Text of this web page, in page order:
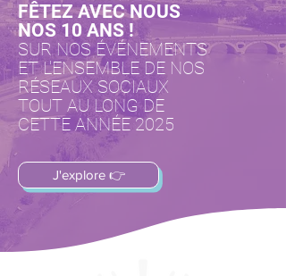
FÊTEZ AVEC NOUS
NOS 10 ANS !
SUR NOS ÉVÉNEMENTS
ET L'ENSEMBLE DE NOS
RÉSEAUX SOCIAUX
TOUT AU LONG DE
CETTE ANNÉE 2025
J'explore 👉